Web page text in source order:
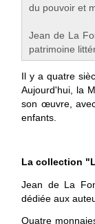
du pouvoir et
Jean de La
patrimoine
Il y a quatre
Aujourd'hui, la
son œuvre,
enfants.
La collection
Jean de La
dédiée aux
Quatre